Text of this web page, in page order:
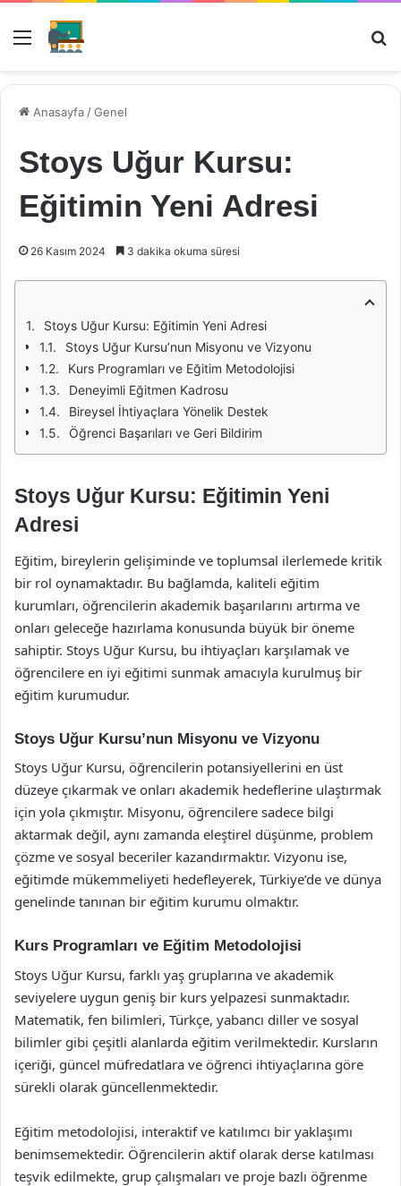
Menü
Anasayfa /Genel
Stoys Uğur Kursu:
Eğitimin Yeni Adresi
26 Kasım 2024 3 dakika okuma süresi
Stoys Uğur Kursu: Eğitimin Yeni Adresi
Stoys Uğur Kursu’nun Misyonu ve Vizyonu
Kurs Programları ve Eğitim Metodolojisi
Deneyimli Eğitmen Kadrosu
Bireysel İhtiyaçlara Yönelik Destek
Öğrenci Başarıları ve Geri Bildirim
Stoys Uğur Kursu: Eğitimin Yeni
Adresi
Eğitim, bireylerin gelişiminde ve toplumsal ilerlemede kritik
bir rol oynamaktadır. Bu bağlamda, kaliteli eğitim
kurumları, öğrencilerin akademik başarılarını artırma ve
onları geleceğe hazırlama konusunda büyük bir öneme
sahiptir. Stoys Uğur Kursu, bu ihtiyaçları karşılamak ve
öğrencilere en iyi eğitimi sunmak amacıyla kurulmuş bir
eğitim kurumudur.
Stoys Uğur Kursu’nun Misyonu ve Vizyonu
Stoys Uğur Kursu, öğrencilerin potansiyellerini en üst
düzeye çıkarmak ve onları akademik hedeflerine ulaştırmak
için yola çıkmıştır. Misyonu, öğrencilere sadece bilgi
aktarmak değil, aynı zamanda eleştirel düşünme, problem
çözme ve sosyal beceriler kazandırmaktır. Vizyonu ise,
eğitimde mükemmeliyeti hedefleyerek, Türkiye’de ve dünya
genelinde tanınan bir eğitim kurumu olmaktır.
Kurs Programları ve Eğitim Metodolojisi
Stoys Uğur Kursu, farklı yaş gruplarına ve akademik
seviyelere uygun geniş bir kurs yelpazesi sunmaktadır.
Matematik, fen bilimleri, Türkçe, yabancı diller ve sosyal
bilimler gibi çeşitli alanlarda eğitim verilmektedir. Kursların
içeriği, güncel müfredatlara ve öğrenci ihtiyaçlarına göre
sürekli olarak güncellenmektedir.
Eğitim metodolojisi, interaktif ve katılımcı bir yaklaşımı
benimsemektedir. Öğrencilerin aktif olarak derse katılması
teşvik edilmekte, grup çalışmaları ve proje bazlı öğrenme